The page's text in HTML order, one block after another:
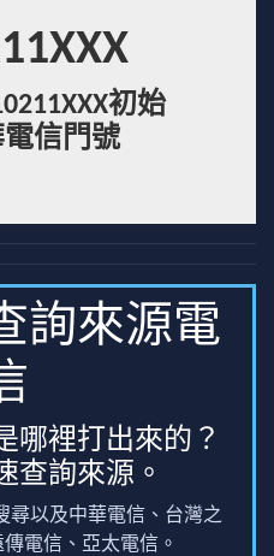
初始
信門號
詢來源電
哪裡打出來的？
查詢來源。
尋以及中華電信、台灣之
電信、亞太電信。